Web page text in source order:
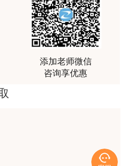
6845920。
西藏自治区人事考试中心
去年，在实例的列举上更丰
，老师重难点讲解也很清晰
快，比自己学习容易多了
次考过全靠他了
添加老师微信
咨询享优惠